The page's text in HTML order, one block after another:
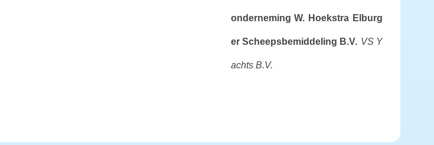
onderneming W. Hoekstra Elburg
er Scheepsbemiddeling B.V. VS Y
achts B.V.